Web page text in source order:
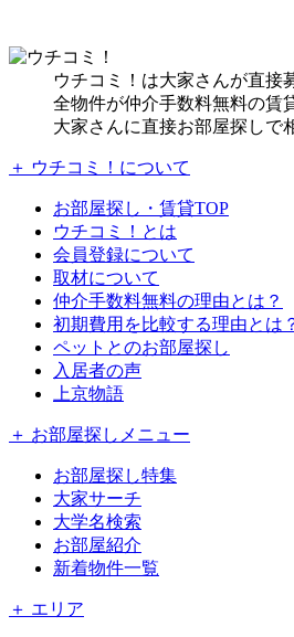
ウチコミ！は大家さんが直接
全物件が仲介手数料無料の賃
大家さんに直接お部屋探しで
＋ ウチコミ！について
お部屋探し・賃貸TOP
ウチコミ！とは
会員登録について
取材について
仲介手数料無料の理由とは？
初期費用を比較する理由とは
ペットとのお部屋探し
入居者の声
上京物語
＋ お部屋探しメニュー
お部屋探し特集
大家サーチ
大学名検索
お部屋紹介
新着物件一覧
＋ エリア